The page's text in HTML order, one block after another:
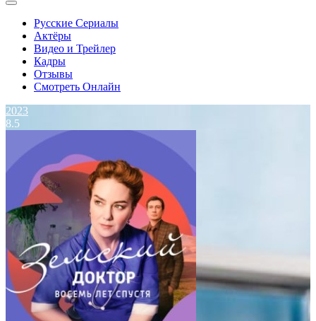
Русские Сериалы
Актёры
Видео и Трейлер
Кадры
Отзывы
Смотреть Онлайн
2023
8.5